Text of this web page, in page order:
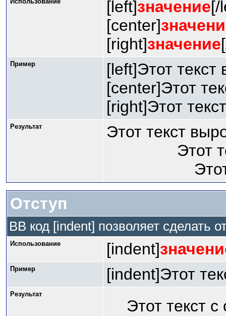
[left]значение[/
[center]
[right]значение
Пример
[left]Этот
[center]Этот
[right]Этот
Результат
Этот текст
Этот
Отступ
BB код [indent] позволяет сделать
Использование [indent]
Пример [indent]Этот
Результат
Этот текст с